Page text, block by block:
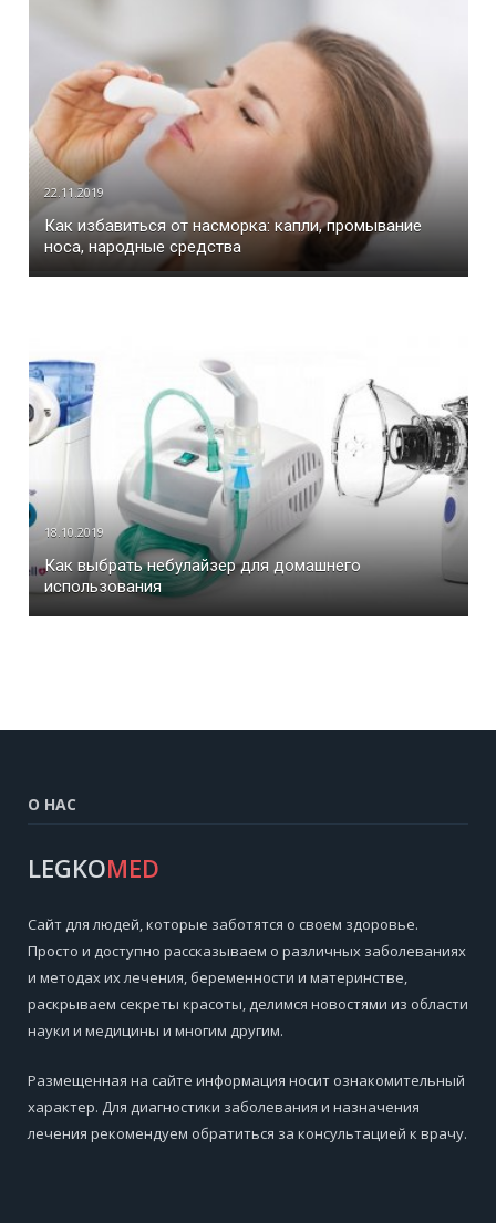
22.11.2019
Как избавиться от насморка: капли, промывание
носа, народные средства
18.10.2019
Как выбрать небулайзер для домашнего
использования
О НАС
LEGKOMED
Cайт для людей, которые заботятся о своем здоровье.
Просто и доступно рассказываем о различных заболеваниях
и методах их лечения, беременности и материнстве,
раскрываем секреты красоты, делимся новостями из области
науки и медицины и многим другим.
Размещенная на сайте информация носит ознакомительный
характер. Для диагностики заболевания и назначения
лечения рекомендуем обратиться за консультацией к врачу.